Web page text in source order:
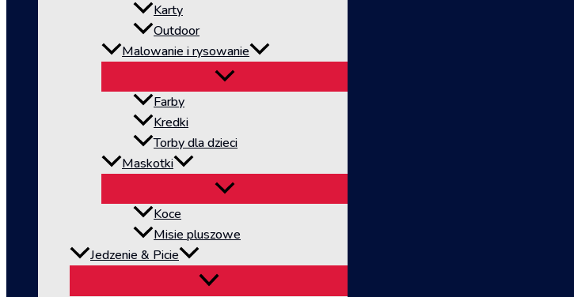
Karty
Outdoor
Malowanie i rysowanie
Farby
Kredki
Torby dla dzieci
Maskotki
Koce
Misie pluszowe
Jedzenie & Picie